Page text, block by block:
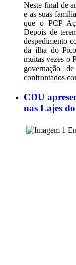
Neste final de
e as suas
que o PCP
Depois de
despedimento
da ilha do
muitas vezes o
governação
confrontados
CDU
nas Lajes